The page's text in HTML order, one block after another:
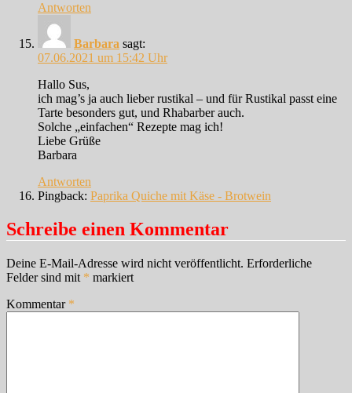
Antworten
Barbara sagt:
07.06.2021 um 15:42 Uhr
Hallo Sus,
ich mag’s ja auch lieber rustikal – und für Rustikal passt eine
Tarte besonders gut, und Rhabarber auch.
Solche „einfachen“ Rezepte mag ich!
Liebe Grüße
Barbara
Antworten
Pingback: Paprika Quiche mit Käse - Brotwein
Schreibe einen Kommentar
Deine E-Mail-Adresse wird nicht veröffentlicht. Erforderliche
Felder sind mit * markiert
Kommentar *